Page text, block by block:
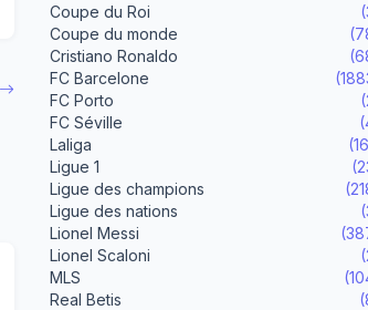
Coupe du Roi
Coupe du monde
Cristiano Ronaldo
FC Barcelone
FC Porto
FC Séville
Laliga
Ligue 1
Ligue des champions
Ligue des nations
Lionel Messi
Lionel Scaloni
MLS
Real Betis